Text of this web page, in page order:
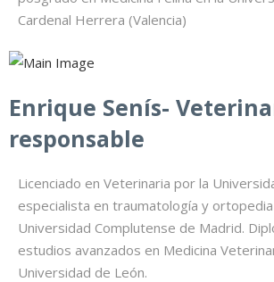
Cardenal Herrera (Valencia)
Enrique Senís-
responsable
Licenciado en Veterinaria por la
especialista en traumatología y
Universidad Complutense de Madrid.
estudios avanzados en Medicina
Universidad de León.